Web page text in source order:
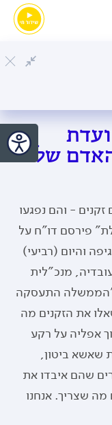
האדם של
- והם נפגעו
פירסם דו"ח על
והיום (רביעי)
מנכ"לית
"הממשלה התעסקה
את הזקנים מה
אפליה על רקע
שאשא ביטון,
שהם איבדו את
שצריך. אנחנו